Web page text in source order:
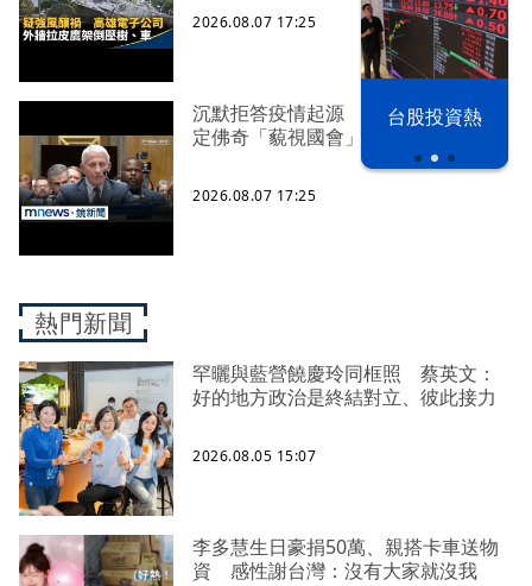
漢光42演習 台股投資熱
2026.08.07 17:25
沉默拒答疫情起源 美參院委員會認
定佛奇「藐視國會」
2026.08.07 17:25
熱門新聞
罕曬與藍營饒慶玲同框照 蔡英文：
好的地方政治是終結對立、彼此接力
2026.08.05 15:07
李多慧生日豪捐50萬、親搭卡車送物
資 感性謝台灣：沒有大家就沒我